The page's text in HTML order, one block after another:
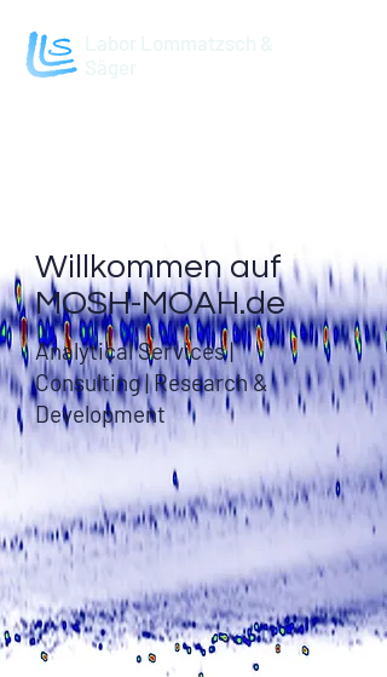
Willkommen auf
MOSH-MOAH.de
Analytical Services |
Consulting | Research &
Development